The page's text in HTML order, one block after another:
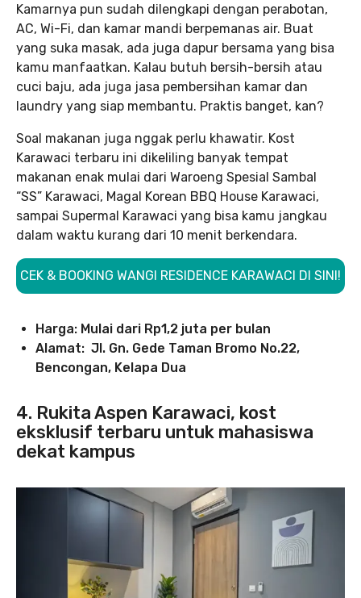
Kamarnya pun sudah dilengkapi dengan perabotan,
AC, Wi-Fi, dan kamar mandi berpemanas air. Buat
yang suka masak, ada juga dapur bersama yang bisa
kamu manfaatkan. Kalau butuh bersih-bersih atau
cuci baju, ada juga jasa pembersihan kamar dan
laundry yang siap membantu. Praktis banget, kan?
Soal makanan juga nggak perlu khawatir. Kost
Karawaci terbaru ini dikeliling banyak tempat
makanan enak mulai dari Waroeng Spesial Sambal
“SS” Karawaci, Magal Korean BBQ House Karawaci,
sampai Supermal Karawaci yang bisa kamu jangkau
dalam waktu kurang dari 10 menit berkendara.
CEK & BOOKING WANGI RESIDENCE KARAWACI DI SINI!
Harga: Mulai dari Rp1,2 juta per bulan
Alamat: Jl. Gn. Gede Taman Bromo No.22,
Bencongan, Kelapa Dua
4. Rukita Aspen Karawaci, kost
eksklusif terbaru untuk mahasiswa
dekat kampus